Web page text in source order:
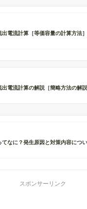
電流計算［等価容量の計算方法
電流計算の解説［簡略方法の解
なに？発生原因と対策内容につ
スポンサーリンク